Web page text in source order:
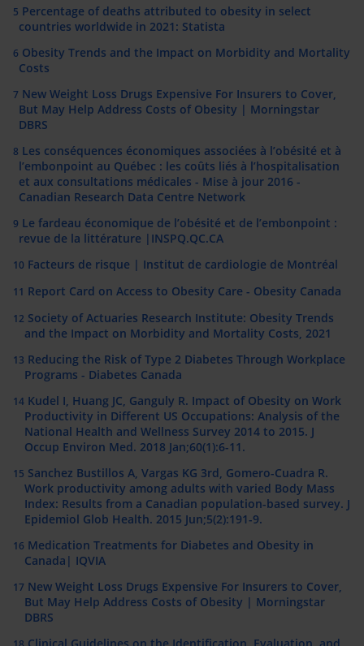
5 Percentage of deaths attributed to obesity in select
countries worldwide in 2021: Statista
6 Obesity Trends and the Impact on Morbidity and Mortality
Costs
7 New Weight Loss Drugs Expensive For Insurers to Cover,
But May Help Address Costs of Obesity | Morningstar
DBRS
8 Les conséquences économiques associées à l’obésité et à
l’embonpoint au Québec : les coûts liés à l’hospitalisation
et aux consultations médicales - Mise à jour 2016 -
Canadian Research Data Centre Network
9 Le fardeau économique de l’obésité et de l’embonpoint :
revue de la littérature |INSPQ.QC.CA
10 Facteurs de risque | Institut de cardiologie de Montréal
11 Report Card on Access to Obesity Care - Obesity Canada
12 Society of Actuaries Research Institute: Obesity Trends
and the Impact on Morbidity and Mortality Costs, 2021
13 Reducing the Risk of Type 2 Diabetes Through Workplace
Programs - Diabetes Canada
14 Kudel I, Huang JC, Ganguly R. Impact of Obesity on Work
Productivity in Different US Occupations: Analysis of the
National Health and Wellness Survey 2014 to 2015. J
Occup Environ Med. 2018 Jan;60(1):6-11.
15 Sanchez Bustillos A, Vargas KG 3rd, Gomero-Cuadra R.
Work productivity among adults with varied Body Mass
Index: Results from a Canadian population-based survey. J
Epidemiol Glob Health. 2015 Jun;5(2):191-9.
16 Medication Treatments for Diabetes and Obesity in
Canada| IQVIA
17 New Weight Loss Drugs Expensive For Insurers to Cover,
But May Help Address Costs of Obesity | Morningstar
DBRS